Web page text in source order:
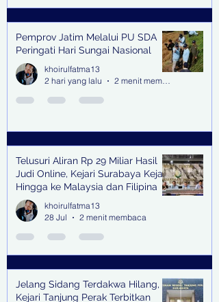
Pemprov Jatim Melalui PU SDA
Peringati Hari Sungai Nasional
khoirulfatma13
2 hari yang lalu
2 menit membaca
Telusuri Aliran Rp 29 Miliar Hasil
Judi Online, Kejari Surabaya Kejar
Hingga ke Malaysia dan Filipina
khoirulfatma13
28 Jul
2 menit membaca
Jelang Sidang Terdakwa Hilang,
Kejari Tanjung Perak Terbitkan